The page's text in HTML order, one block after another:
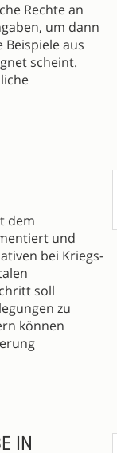
Rechte an
um dann
aus
scheint.
dem
und
bei Kriegs-
soll
zu
können
IN